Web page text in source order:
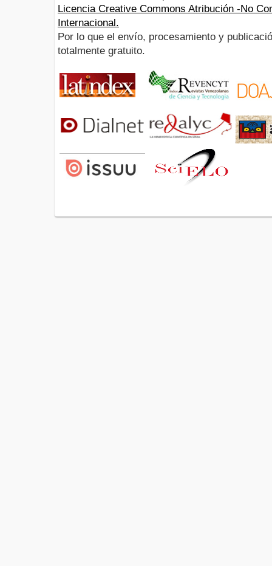
Licencia Creative Commons Atribución -No
Internacional.
Por lo que el envío, procesamiento y
totalmente gratuito.